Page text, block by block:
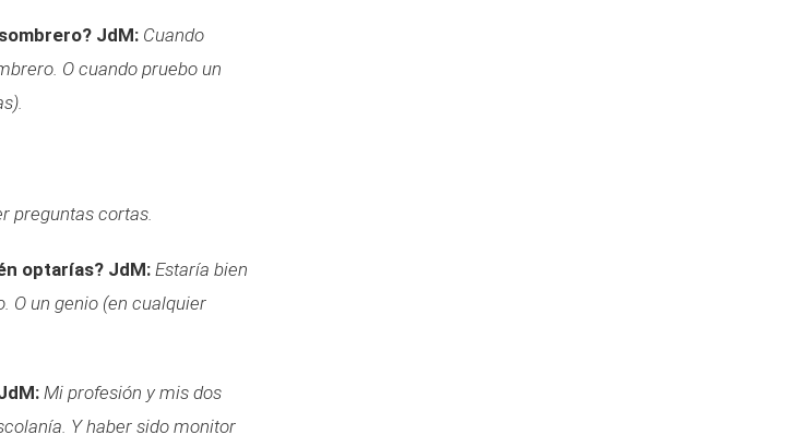
JdM: Cuando
O cuando pruebo un
preguntas cortas.
optarías? JdM: Estaría bien
O un genio (en cualquier
Mi profesión y mis dos
Y haber sido monitor